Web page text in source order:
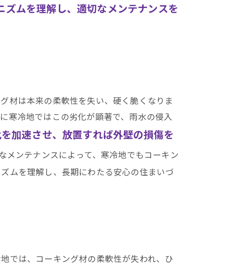
ムを理解し、適切なメンテナンスを
材は本来の柔軟性を失い、硬く脆くなりま
寒冷地ではこの劣化が顕著で、雨水の侵入
加速させ、放置すれば外壁の損傷を
メンテナンスによって、寒冷地でもコーキン
ムを理解し、長期にわたる安心の住まいづ
では、コーキング材の柔軟性が失われ、ひ